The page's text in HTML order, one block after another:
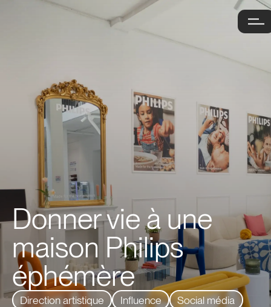
Donner vie à une
maison Philips
éphémère
Direction artistique Influence
Social média